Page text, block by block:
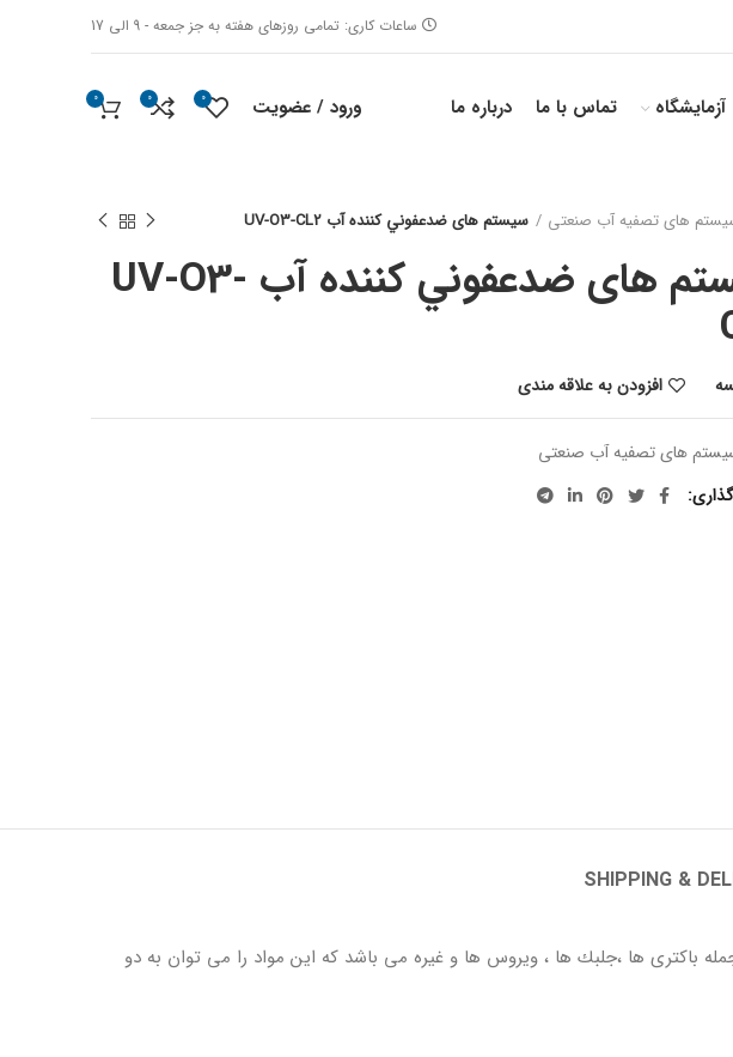
ساعات کاری: تمامی روزهای هفته به جز جمعه - 9 الی 17
آزمایشگاه تماس با ما درباره ما ورود / عضویت 0
0
0
های تصفیه آب صنعتی سیستم های ضدعفوني كننده آب UV-O3-CL2
سیستم های ضدعفوني كننده آب UV-O3-
افزودن به علاقه مندی
های تصفیه آب صنعتی
SHIPPING &
باكترى ها ،جلبك ها ، ويروس ها و غيره مى باشد كه اين مواد را مى توان به دو